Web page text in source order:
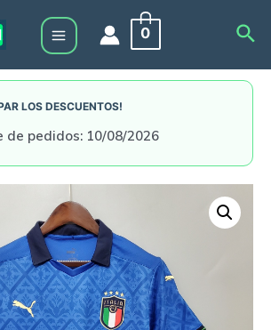
Main
Menu
0
LOS DESCUENTOS!
de pedidos: 10/08/2026